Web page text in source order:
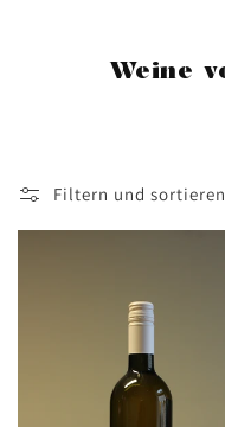
Weine
Filtern und sortieren